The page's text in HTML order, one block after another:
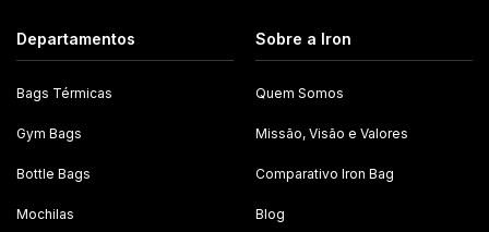
Departamentos
Bags Térmicas
Gym Bags
Bottle Bags
Mochilas
Sobre a Iron
Quem Somos
Missão, Visão e Valores
Comparativo Iron Bag
Blog